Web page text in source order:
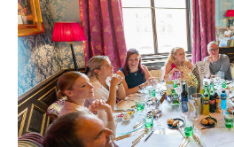
CULINARIUS
RECYCLEMICH-INITIATIVE
VIER HOCH VIER
ALFIES
HANNERSBERG
WILHELM-EXNER-MEDAILLEN STIFTUNG